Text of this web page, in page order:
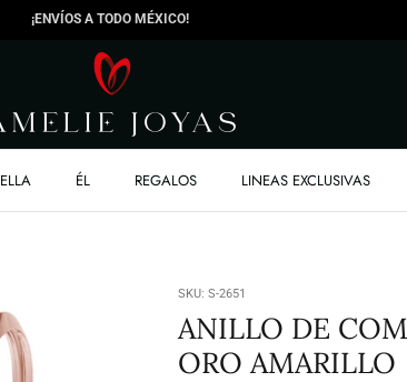
¡ENVÍOS A TODO MÉXICO!
ELLA ÉL REGALOS LINEAS EXCLUSIVAS
SKU: S-2651
ANILLO DE
ORO AMARILLO